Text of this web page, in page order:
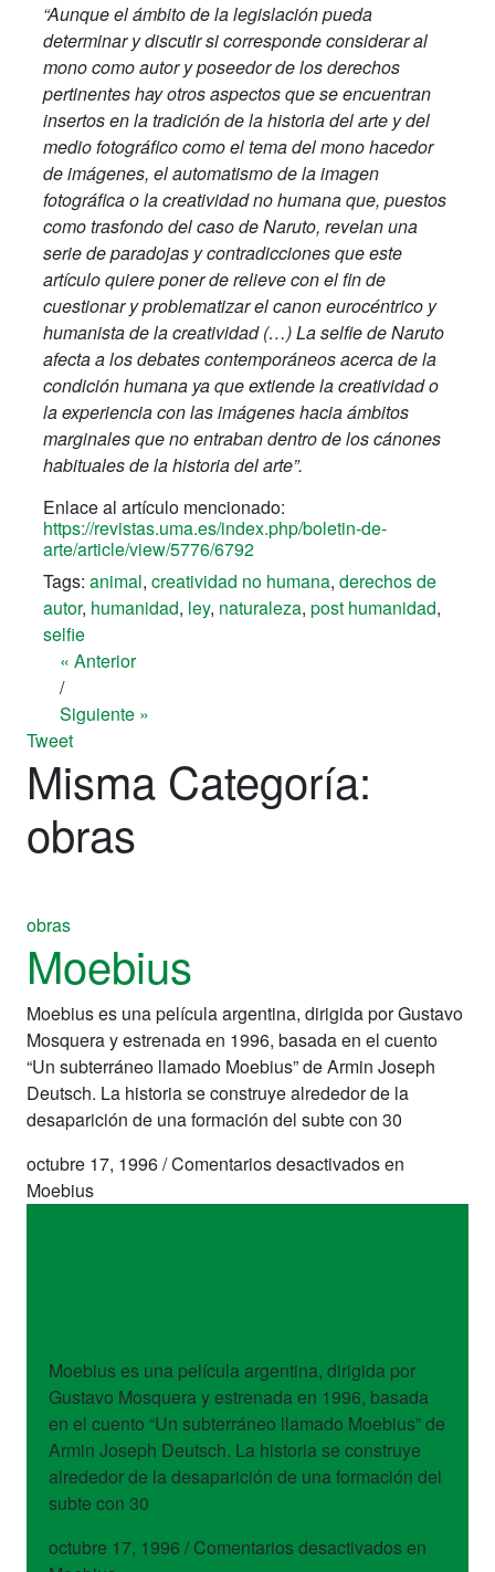
“Aunque el ámbito de la legislación pueda
determinar y discutir si corresponde considerar al
mono como autor y poseedor de los derechos
pertinentes hay otros aspectos que se encuentran
insertos en la tradición de la historia del arte y del
medio fotográfico como el tema del mono hacedor
de imágenes, el automatismo de la imagen
fotográfica o la creatividad no humana que, puestos
como trasfondo del caso de Naruto, revelan una
serie de paradojas y contradicciones que este
artículo quiere poner de relieve con el fin de
cuestionar y problematizar el canon eurocéntrico y
humanista de la creatividad (…) La selfie de Naruto
afecta a los debates contemporáneos acerca de la
condición humana ya que extiende la creatividad o
la experiencia con las imágenes hacia ámbitos
marginales que no entraban dentro de los cánones
habituales de la historia del arte”.
Enlace al artículo mencionado:
https://revistas.uma.es/index.php/boletin-de-
arte/article/view/5776/6792
Tags: animal, creatividad no humana, derechos de
autor, humanidad, ley, naturaleza, post humanidad,
selfie
« Anterior
/
Siguiente »
Tweet
Misma Categoría:
obras
obras
Moebius
Moebius es una película argentina, dirigida por Gustavo
Mosquera y estrenada en 1996, basada en el cuento
“Un subterráneo llamado Moebius” de Armin Joseph
Deutsch. La historia se construye alrededor de la
desaparición de una formación del subte con 30
octubre 17, 1996/Comentarios desactivadosen
Moebius
Moebius es una película argentina, dirigida por
Gustavo Mosquera y estrenada en 1996, basada
en el cuento “Un subterráneo llamado Moebius” de
Armin Joseph Deutsch. La historia se construye
alrededor de la desaparición de una formación del
subte con 30
octubre 17, 1996 / Comentarios desactivadosen